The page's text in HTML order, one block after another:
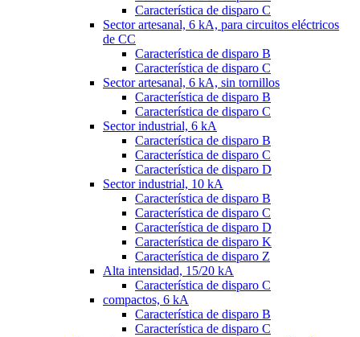
Característica de disparo C
Sector artesanal, 6 kA, para circuitos eléctricos
de CC
Característica de disparo B
Característica de disparo C
Sector artesanal, 6 kA, sin tornillos
Característica de disparo B
Característica de disparo C
Sector industrial, 6 kA
Característica de disparo B
Característica de disparo C
Característica de disparo D
Sector industrial, 10 kA
Característica de disparo B
Característica de disparo C
Característica de disparo D
Característica de disparo K
Característica de disparo Z
Alta intensidad, 15/20 kA
Característica de disparo C
compactos, 6 kA
Característica de disparo B
Característica de disparo C